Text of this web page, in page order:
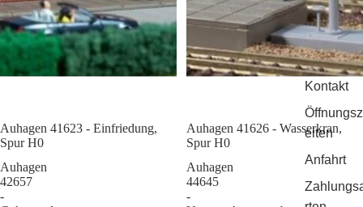
Kontakt
Öffnungsz
eiten
Anfahrt
Auhagen 41623 - Einfriedung,
Spur H0
Sale
Auhagen 41626 - Wasserkran,
Spur H0
Auhagen
42657
-
Auhagen
44645
-